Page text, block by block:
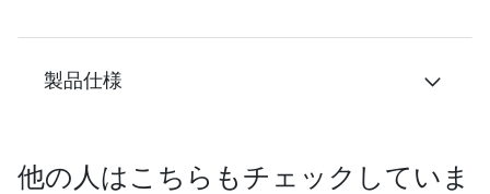
製品仕様
他の人はこちらもチェックしていま